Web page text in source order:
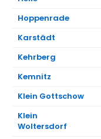
Hoppenrade
Karstädt
Kehrberg
Kemnitz
Klein Gottschow
Klein
Woltersdorf